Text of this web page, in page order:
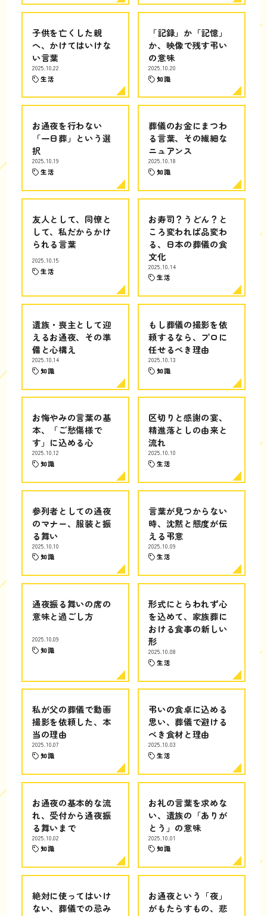
子供を亡くした親
へ、かけてはいけな
い言葉
2025.10.22
生活
「記録」か「記憶」
か、映像で残す弔い
の意味
2025.10.20
知識
お通夜を行わない
「一日葬」という選
択
2025.10.19
生活
葬儀のお金にまつわ
る言葉、その繊細な
ニュアンス
2025.10.18
知識
友人として、同僚と
して、私だからかけ
られる言葉
2025.10.15
生活
お寿司？うどん？と
ころ変われば品変わ
る、日本の葬儀の食
文化
2025.10.14
生活
遺族・喪主として迎
えるお通夜、その準
備と心構え
2025.10.14
知識
もし葬儀の撮影を依
頼するなら、プロに
任せるべき理由
2025.10.13
知識
お悔やみの言葉の基
本、「ご愁傷様で
す」に込める心
2025.10.12
知識
区切りと感謝の宴、
精進落としの由来と
流れ
2025.10.10
生活
参列者としての通夜
のマナー、服装と振
る舞い
2025.10.10
知識
言葉が見つからない
時、沈黙と態度が伝
える弔意
2025.10.09
生活
通夜振る舞いの席の
意味と過ごし方
2025.10.09
知識
形式にとらわれず心
を込めて、家族葬に
おける食事の新しい
形
2025.10.08
生活
私が父の葬儀で動画
撮影を依頼した、本
当の理由
2025.10.07
知識
弔いの食卓に込める
思い、葬儀で避ける
べき食材と理由
2025.10.03
生活
お通夜の基本的な流
れ、受付から通夜振
る舞いまで
2025.10.02
知識
お礼の言葉を求めな
い、遺族の「ありが
とう」の意味
2025.10.01
知識
絶対に使ってはいけ
ない、葬儀での忌み
お通夜という「夜」
がもたらすもの、悲